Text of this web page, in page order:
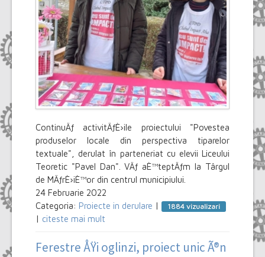
ContinuÄƒ activitÄƒÈ›ile proiectului "Povestea
produselor locale din perspectiva tiparelor
textuale", derulat în parteneriat cu elevii Liceului
Teoretic "Pavel Dan". VÄƒ aÈ™teptÄƒm la Târgul
de MÄƒrÈ›iÈ™or din centrul municipiului.
24 Februarie 2022
Categoria: Proiecte in derulare | 1884 vizualizari
| citeste mai mult
Ferestre ÅŸi oglinzi, proiect unic Ã®n